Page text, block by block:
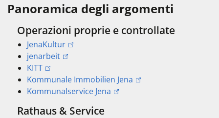
Panoramica degli argomenti
Operazioni proprie e controllate
JenaKultur
jenarbeit
KITT
Kommunale Immobilien Jena
Kommunalservice Jena
Rathaus & Service